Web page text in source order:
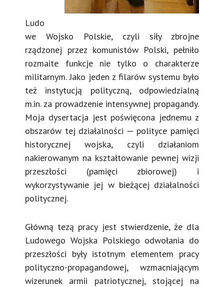
Ludo
we Wojsko Polskie, czyli siły zbrojne
rządzonej przez komunistów Polski, pełniło
rozmaite funkcje nie tylko o charakterze
militarnym. Jako jeden z filarów systemu było
też instytucją polityczną, odpowiedzialną
m.in. za prowadzenie intensywnej propagandy.
Moja dysertacja jest poświęcona jednemu z
obszarów tej działalności — polityce pamięci
historycznej wojska, czyli działaniom
nakierowanym na kształtowanie pewnej wizji
przeszłości (pamięci zbiorowej) i
wykorzystywanie jej w bieżącej działalności
politycznej.
Główną tezą pracy jest stwierdzenie, że dla
Ludowego Wojska Polskiego odwołania do
przeszłości były istotnym elementem pracy
polityczno-propagandowej, wzmacniającym
wizerunek armii patriotycznej, stojącej na